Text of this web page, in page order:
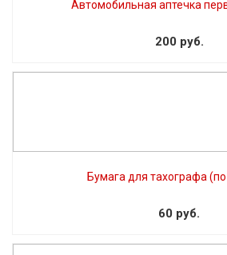
Автомобильная аптечка
200 руб.
Бумага для тахографа
60 руб.